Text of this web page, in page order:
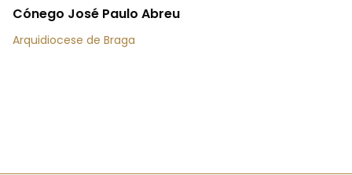
Cónego José Paulo Abreu
Arquidiocese de Braga